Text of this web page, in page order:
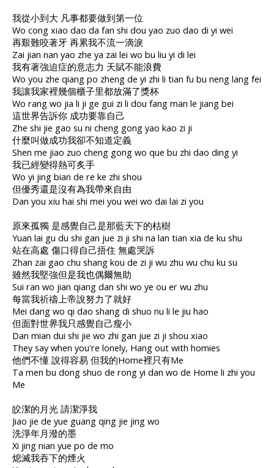
我從小到大 凡事都要做到第一位
Wo cong xiao dao da fan shi dou yao zuo dao di yi wei
再艱難咬著牙 再累我不流一滴淚
Zai jian nan yao zhe ya zai lei wo bu liu yi di lei
我有著強迫症的意志力 天賦不能浪費
Wo you zhe qiang po zheng de yi zhi li tian fu bu neng lang fei
我讓我家裡幾個櫃子里都放滿了獎杯
Wo rang wo jia li ji ge gui zi li dou fang man le jiang bei
這世界告訴你 成功要靠自己
Zhe shi jie gao su ni cheng gong yao kao zi ji
什麼叫做成功我卻不知道定義
Shen me jiao zuo cheng gong wo que bu zhi dao ding yi
我已經變得熱可炙手
Wo yi jing bian de re ke zhi shou
但優秀還是沒有為我帶來自由
Dan you xiu hai shi mei you wei wo dai lai zi you
原來孤獨 是感覺自己是那藍天下的枯樹
Yuan lai gu du shi gan jue zi ji shi na lan tian xia de ku shu
站在高處 傷口得自己捂住 無處哭訴
Zhan zai gao chu shang kou de zi ji wu zhu wu chu ku su
雖然我堅強但是我也偶爾無助
Sui ran wo jian qiang dan shi wo ye ou er wu zhu
每當我祈禱上帝說努力了就好
Mei dang wo qi dao shang di shuo nu li le jiu hao
但面對世界我只感覺自己瘦小
Dan mian dui shi jie wo zhi gan jue zi ji shou xiao
They say when you're lonely, Hang out with homies
他們不懂 說得容易 但我的Home裡只有Me
Ta men bu dong shuo de rong yi dan wo de Home li zhi you
Me
皎潔的月光 請潔淨我
Jiao jie de yue guang qing jie jing wo
洗淨年月潑的墨
Xi jing nian yue po de mo
熄滅我吞下的煙火